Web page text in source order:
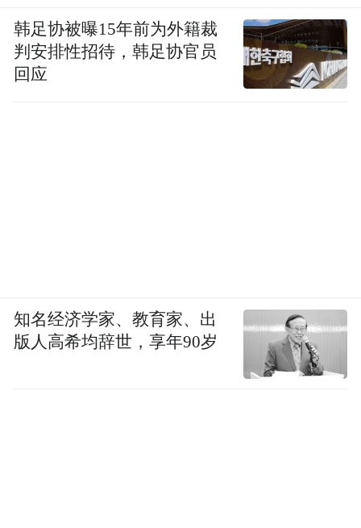
韩足协被曝15年前为外籍裁
判安排性招待，韩足协官员
回应
知名经济学家、教育家、出
版人高希均辞世，享年90岁